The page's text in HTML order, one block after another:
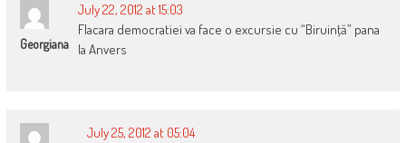
Georgiana
July 22, 2012 at 15:03
Flacara democratiei va face o excursie cu “Biruinţă” pana
la Anvers
July 25, 2012 at 05:04